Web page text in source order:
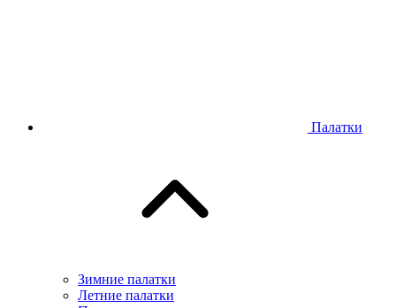
Палатки
Зимние палатки
Летние палатки